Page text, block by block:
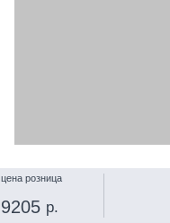
цена розница
9205 р.